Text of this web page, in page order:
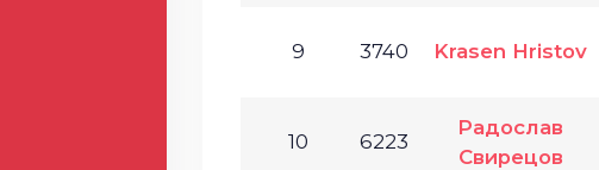
9 3740 Krasen Hristov
10 6223
Радослав
Свирецов